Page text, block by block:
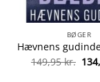
BØGER
149,95kr. Den